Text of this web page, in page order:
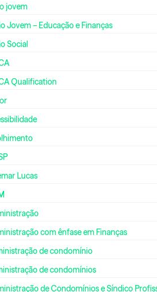
jovem
Jovem – Educação e Finanças
Social
Qualification
Lucas
com ênfase em Finanças
de condomínio
de condomínios
de Condomínios e Síndico